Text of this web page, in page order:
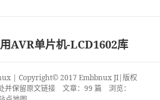
AVR单片机-LCD1602库
| Copyright© 2017 Embbnux JI|版权
并保留原文链接 文章：99 篇 浏览：